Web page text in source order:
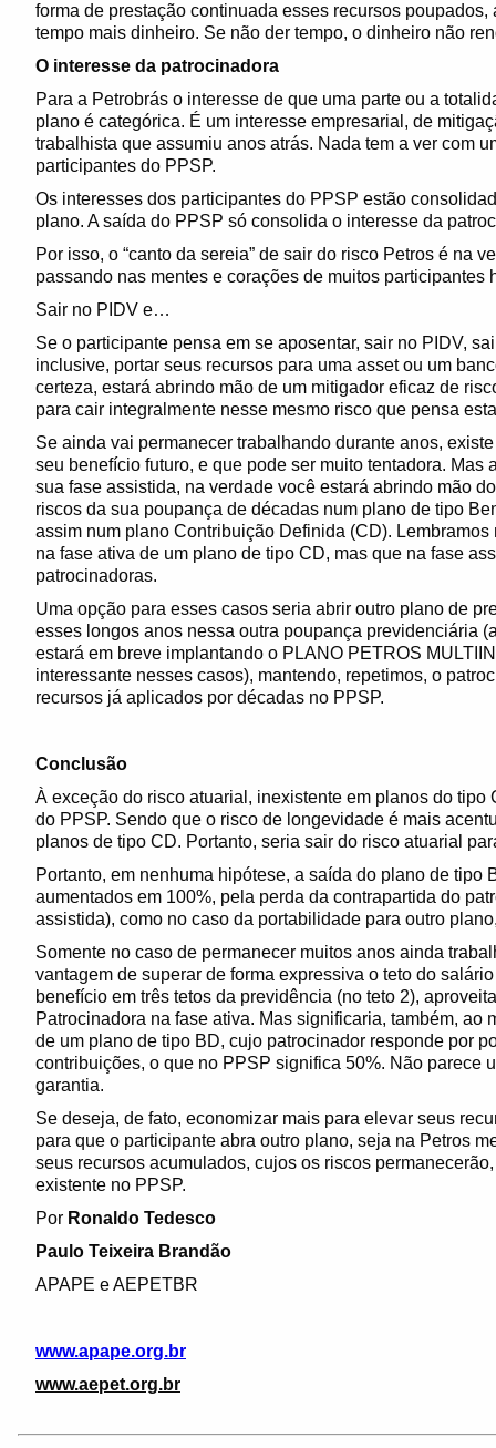
forma de prestação continuada esses recursos
tempo mais dinheiro. Se não der tempo, o dinheiro não
O interesse da patrocinadora
Para a Petrobrás o interesse de que uma parte ou a
plano é categórica. É um interesse empresarial, de
trabalhista que assumiu anos atrás. Nada tem a ver com
participantes do PPSP.
Os interesses dos participantes do PPSP estão
plano. A saída do PPSP só consolida o interesse da
Por isso, o “canto da sereia” de sair do risco Petros é na
passando nas mentes e corações de muitos participantes
Sair no PIDV e…
Se o participante pensa em se aposentar, sair no PIDV,
inclusive, portar seus recursos para uma asset ou um
certeza, estará abrindo mão de um mitigador eficaz de
para cair integralmente nesse mesmo risco que pensa
Se ainda vai permanecer trabalhando durante anos,
seu benefício futuro, e que pode ser muito tentadora. Mas
sua fase assistida, na verdade você estará abrindo mão
riscos da sua poupança de décadas num plano de tipo
assim num plano Contribuição Definida (CD).
na fase ativa de um plano de tipo CD, mas que na fase
patrocinadoras.
Uma opção para esses casos seria abrir outro plano de
esses longos anos nessa outra poupança previdenciária
estará em breve implantando o PLANO PETROS
interessante nesses casos), mantendo, repetimos, o
recursos já aplicados por décadas no PPSP.
Conclusão
À exceção do risco atuarial, inexistente em planos do tipo
do PPSP. Sendo que o risco de longevidade é mais
planos de tipo CD. Portanto, seria sair do risco atuarial
Portanto, em nenhuma hipótese, a saída do plano de tipo
aumentados em 100%, pela perda da contrapartida do
assistida), como no caso da portabilidade para outro
Somente no caso de permanecer muitos anos ainda
vantagem de superar de forma expressiva o teto do
benefício em três tetos da previdência (no teto 2),
Patrocinadora na fase ativa. Mas significaria, também, ao
de um plano de tipo BD, cujo patrocinador responde por
contribuições, o que no PPSP significa 50%. Não parece
garantia.
Se deseja, de fato, economizar mais para elevar seus
para que o participante abra outro plano, seja na Petros
seus recursos acumulados, cujos os riscos
existente no PPSP.
Por Ronaldo Tedesco
Paulo Teixeira Brandão
APAPE e AEPETBR
www.apape.org.br
www.aepet.org.br